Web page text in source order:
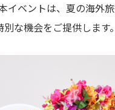
イベントは、夏の海外
な機会をご提供します。